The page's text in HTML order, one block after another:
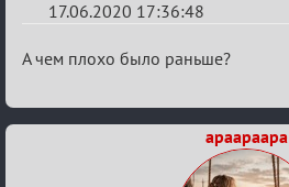
17.06.2020 17:36:48
Re:
кубок
А чем плохо было раньше?
apaapaapa